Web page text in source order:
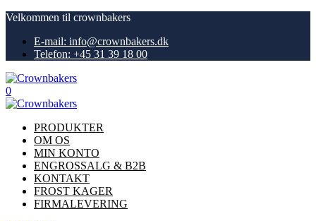
Velkommen til crownbakers
E-mail: info@crownbakers.dk
Telefon: +45 31 39 18 00
0
PRODUKTER
OM OS
MIN KONTO
ENGROSSALG & B2B
KONTAKT
FROST KAGER
FIRMALEVERING